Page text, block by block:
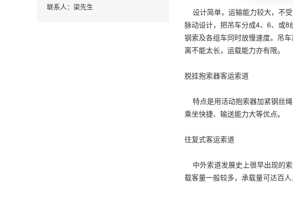
联系人：梁先生
设计简单，运输能力较大，不
脉动设计，把吊车分成4、6、或8
钢索及各组车同时放慢速度。吊
离不能太长，运载能力亦有限。
脱挂抱索器客运索道
特点是用活动抱索器加紧钢丝
乘坐快捷、输送能力大等优点。
往复式客运索道
中外索道发展史上很早出现的
载客量一般较多，承载量可达百